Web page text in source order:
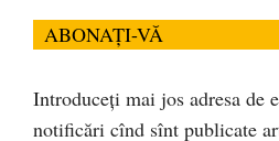
ABONAȚI-VĂ
Introduceți mai jos adresa de
notificări cînd sînt publicate